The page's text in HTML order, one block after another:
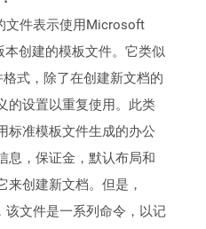
文件表示使用Microsoft
本创建的模板文件。它类似
格式，除了在创建新文档的
的设置以重复使用。此类
标准模板文件生成的办公
息，保证金，默认布局和
来创建新文档。但是，
该文件是一系列命令，以记